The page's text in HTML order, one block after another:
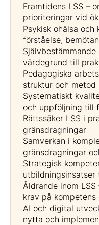
Framtidens LSS –
prioriteringar vid
Psykisk ohälsa och
förståelse,
värdegrund till
Pedagogiska
struktur och metod
Systematiskt
och uppföljning till
Rättssäker LSS i
gränsdragningar
Samverkan i
gränsdragningar
Strategisk
Åldrande inom
krav på
AI och digital
nytta och